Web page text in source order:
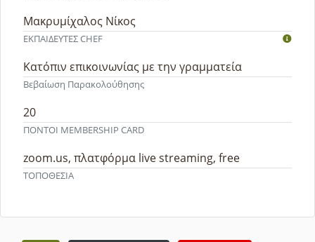
ΕΚΠΑΙΔΕΥΤEΣ CHEF
Μακρυμίχαλος Νίκος
Βεβαίωση Παρακολούθησης
Κατόπιν επικοινωνίας με την γραμματεία
ΠΟΝΤΟΙ MEMBERSHIP CARD
20
ΤΟΠΟΘΕΣΙΑ
zoom.us, πλατφόρμα live streaming, free